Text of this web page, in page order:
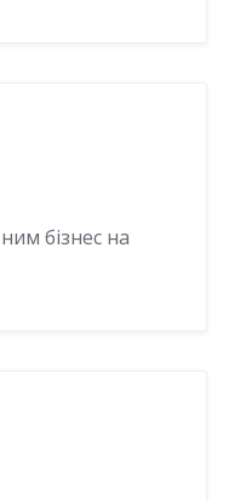
бізнес на